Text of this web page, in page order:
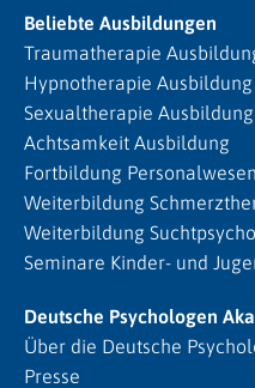
Beliebte Ausbildungen
Traumatherapie
Hypnotherapie Ausbildung
Sexualtherapie Ausbildung
Achtsamkeit Ausbildung
Fortbildung Personalwesen
Weiterbildung
Weiterbildung
Seminare Kinder- und
Deutsche Psychologen
Über die Deutsche
Presse